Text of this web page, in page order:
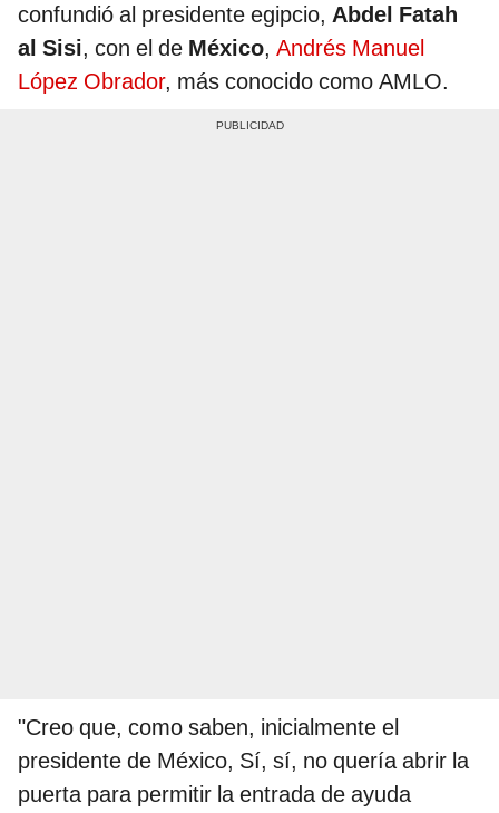
confundió al presidente egipcio, Abdel Fatah
al Sisi, con el de México, Andrés Manuel
López Obrador, más conocido como AMLO.
"Creo que, como saben, inicialmente el
presidente de México, Sí, sí, no quería abrir la
puerta para permitir la entrada de ayuda